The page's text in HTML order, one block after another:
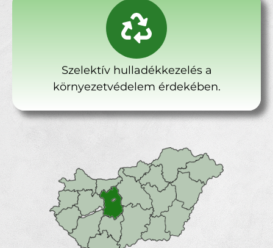
Szelektív hulladékkezelés a
környezetvédelem érdekében.